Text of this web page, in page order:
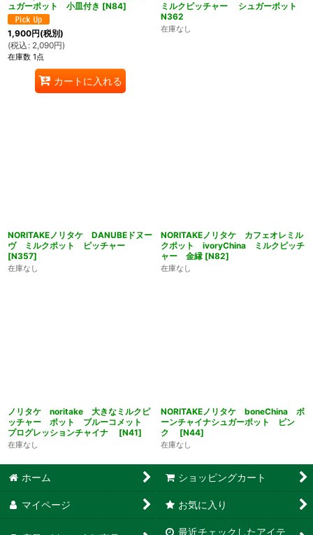
ュガーポット 小皿付き [N84]
1,900円(税別)
(税込 : 2,090円)
在庫数 1点
カートに入れる
ミルクピッチャー シュガーポット
N362
在庫なし
NORITAKEノリタケ DANUBEドヌー
ヴ ミルクポット ピッチャー
[N357]
在庫なし
NORITAKEノリタケ カフェオレミル
クポット ivoryChina ミルクピッチ
ャー 金縁 [N82]
在庫なし
ノリタケ noritake 大きなミルクピ
ッチャー ポット ブルーコメット
プログレッションチャイナ
[N41]
在庫なし
NORITAKEノリタケ boneChina ボ
ーンチャイナシュガーポット ピン
ク
[N44]
在庫なし
ホーム ショッピングカート
マイページ お気に入り
最近チェックしたアイテ